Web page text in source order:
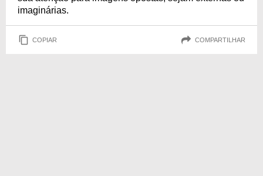
imaginárias.
COPIAR COMPARTILHAR